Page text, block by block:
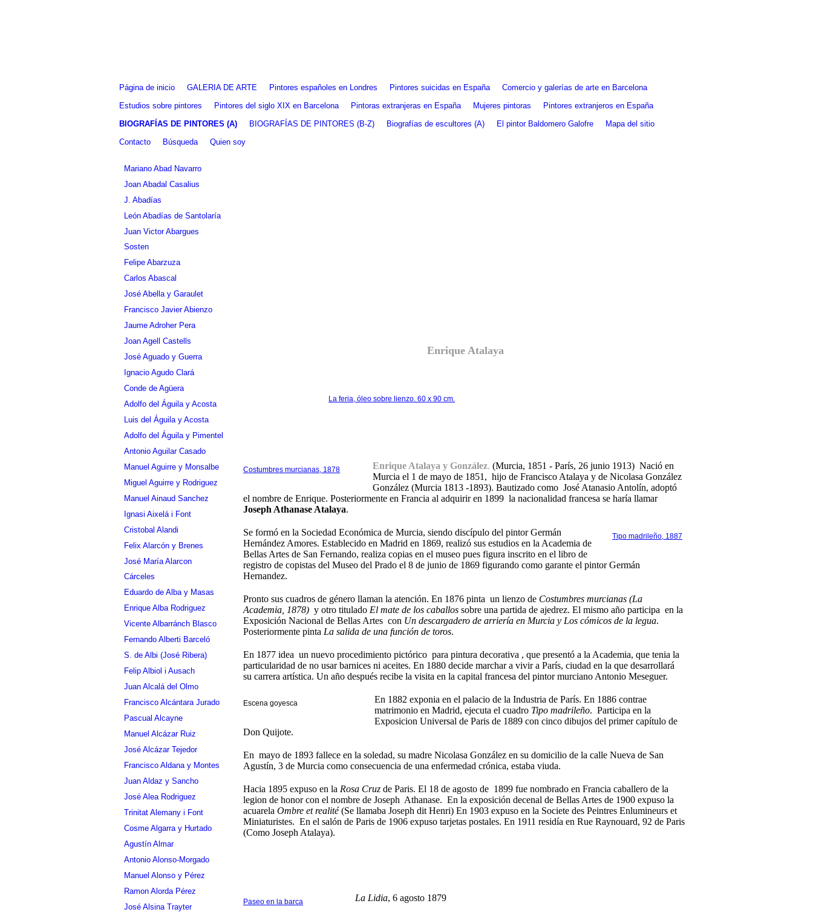
Página de inicio GALERIA DE ARTE Pintores españoles en Londres Pintores suicidas en España
Comercio y galerías de arte en Barcelona
Estudios sobre pintores
Pintores del siglo XIX en Barcelona Pintoras extranjeras en España Mujeres pintoras
Pintores extranjeros en España
BIOGRAFÍAS DE PINTORES (A)
BIOGRAFÍAS DE PINTORES (B-Z) Biografías de escultores (A) El pintor Baldomero Galofre
Mapa del sitio
Contacto
Búsqueda Quien soy
Mariano Abad Navarro
Joan Abadal Casalius
J. Abadías
León Abadías de Santolaría
Juan Victor Abargues
Sosten
Felipe Abarzuza
Carlos Abascal
José Abella y Garaulet
Francisco Javier Abienzo
Jaume Adroher Pera
Joan Agell Castells
José Aguado y Guerra
Ignacio Agudo Clará
Conde de Agüera
Adolfo del Águila y Acosta
Luis del Águila y Acosta
Adolfo del Águila y Pimentel
Antonio Aguilar Casado
Manuel Aguirre y Monsalbe
Miguel Aguirre y Rodriguez
Manuel Ainaud Sanchez
Ignasi Aixelá i Font
Cristobal Alandi
Felix Alarcón y Brenes
José María Alarcon
Cárceles
Eduardo de Alba y Masas
Enrique Alba Rodriguez
Vicente Albarránch Blasco
Fernando Alberti Barceló
S. de Albi (José Ribera)
Felip Albiol i Ausach
Juan Alcalá del Olmo
Francisco Alcántara Jurado
Pascual Alcayne
Manuel Alcázar Ruiz
José Alcázar Tejedor
Francisco Aldana y Montes
Juan Aldaz y Sancho
José Alea Rodriguez
Trinitat Alemany i Font
Cosme Algarra y Hurtado
Agustín Almar
Antonio Alonso-Morgado
Manuel Alonso y Pérez
Ramon Alorda Pérez
José Alsina Trayter
Enrique Atalaya
La feria, óleo sobre lienzo. 60 x 90 cm.
Costumbres murcianas, 1878 Enrique Atalaya y González. (Murcia, 1851 - París, 26 junio 1913) Nació en
Murcia el 1 de mayo de 1851, hijo de Francisco Atalaya y de Nicolasa González
González (Murcia 1813 -1893). Bautizado como José Atanasio Antolín, adoptó
el nombre de Enrique. Posteriormente en Francia al adquirir en 1899 la nacionalidad francesa se haría llamar
Joseph Athanase Atalaya.
Tipo madrileño, 1887
Se formó en la Sociedad Económica de Murcia, siendo discípulo del pintor Germán
Hernández Amores. Establecido en Madrid en 1869, realizó sus estudios en la Academia de
Bellas Artes de San Fernando, realiza copias en el museo pues figura inscrito en el libro de
registro de copistas del Museo del Prado el 8 de junio de 1869 figurando como garante el pintor Germán
Hernandez.
Pronto sus cuadros de género llaman la atención. En 1876 pinta un lienzo de Costumbres murcianas (La
Academia, 1878) y otro titulado El mate de los caballos sobre una partida de ajedrez. El mismo año participa en la
Exposición Nacional de Bellas Artes con Un descargadero de arriería en Murcia y Los cómicos de la legua.
Posteriormente pinta La salida de una función de toros.
En 1877 idea un nuevo procedimiento pictórico para pintura decorativa , que presentó a la Academia, que tenia la
particularidad de no usar barnices ni aceites. En 1880 decide marchar a vivir a París, ciudad en la que desarrollará
su carrera artística. Un año después recibe la visita en la capital francesa del pintor murciano Antonio Meseguer.
Escena goyesca
En 1882 exponia en el palacio de la Industria de París. En 1886 contrae
matrimonio en Madrid, ejecuta el cuadro Tipo madrileño. Participa en la
Exposicion Universal de Paris de 1889 con cinco dibujos del primer capítulo de
Don Quijote.
En mayo de 1893 fallece en la soledad, su madre Nicolasa González en su domicilio de la calle Nueva de San
Agustín, 3 de Murcia como consecuencia de una enfermedad crónica, estaba viuda.
Hacia 1895 expuso en la Rosa Cruz de Paris. El 18 de agosto de 1899 fue nombrado en Francia caballero de la
legion de honor con el nombre de Joseph Athanase. En la exposición decenal de Bellas Artes de 1900 expuso la
acuarela Ombre et realité (Se llamaba Joseph dit Henri) En 1903 expuso en la Societe des Peintres Enlumineurs et
Miniaturistes. En el salón de Paris de 1906 expuso tarjetas postales. En 1911 residía en Rue Raynouard, 92 de Paris
(Como Joseph Atalaya).
Paseo en la barca La Lidia, 6 agosto 1879